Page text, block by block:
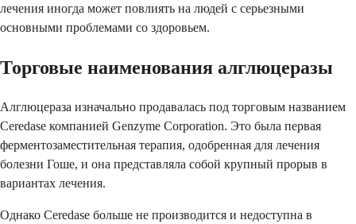
лечения иногда может повлиять на людей с серьезными
основными проблемами со здоровьем.
Торговые наименования алглюцеразы
Алглюцераза изначально продавалась под торговым названием
Ceredase компанией Genzyme Corporation. Это была первая
ферментозаместительная терапия, одобренная для лечения
болезни Гоше, и она представляла собой крупный прорыв в
вариантах лечения.
Однако Ceredase больше не производится и недоступна в